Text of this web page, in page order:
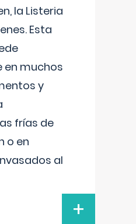
la Listeria
Esta
en muchos
y
frías de
o en
al
+